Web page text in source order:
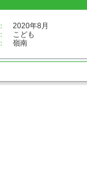
2020年8月
こども
嶺南